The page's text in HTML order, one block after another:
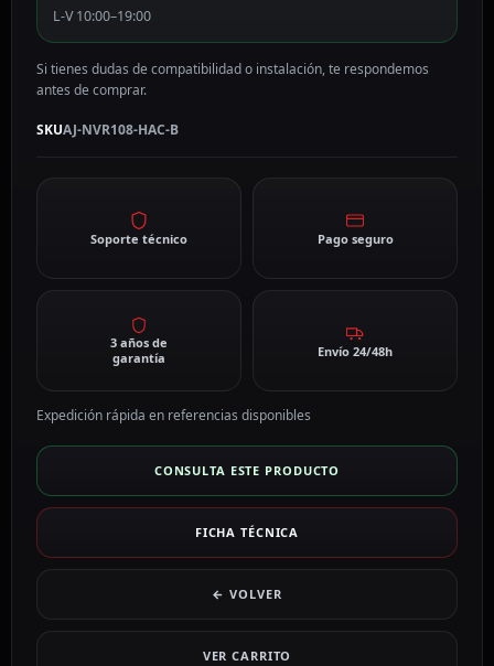
L-V 10:00–19:00
Si tienes dudas de compatibilidad o instalación, te respondemos
antes de comprar.
SKUAJ-NVR108-HAC-B
Soporte técnico Pago seguro
3 años de
garantía
Envío 24/48h
Expedición rápida en referencias disponibles
CONSULTA ESTE PRODUCTO
FICHA TÉCNICA
← VOLVER
VER CARRITO